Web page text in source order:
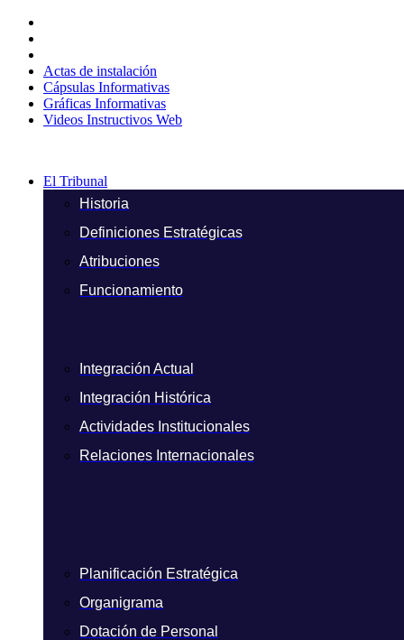
contenido
Actas de instalación
Cápsulas Informativas
Gráficas Informativas
Videos Instructivos Web
El Tribunal
Historia
Definiciones Estratégicas
Atribuciones
Funcionamiento
Integración Actual
Integración Histórica
Actividades Institucionales
Relaciones Internacionales
Planificación Estratégica
Organigrama
Dotación de Personal